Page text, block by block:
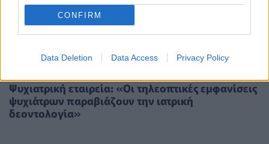
CONFIRM
Data Deletion Data Access Privacy Policy
Ψυχιατρική εταιρεία: «Οι τηλεοπτικές εμφανίσεις
ψυχιάτρων παραβιάζουν την ιατρική
δεοντολογία»